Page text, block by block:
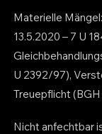
Materielle
13.5.2020 – 7 U
U 2392/97),
Treuepflicht (BGH
Nicht anfechtbar